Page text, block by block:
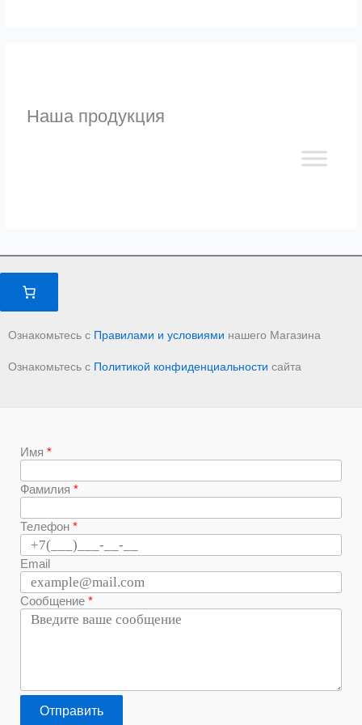
Наша продукция
Ознакомьтесь с Правилами и условиями нашего Магазина
Ознакомьтесь с Политикой конфиденциальности сайта
Имя
Фамилия
Телефон
Email
Сообщение
Отправить